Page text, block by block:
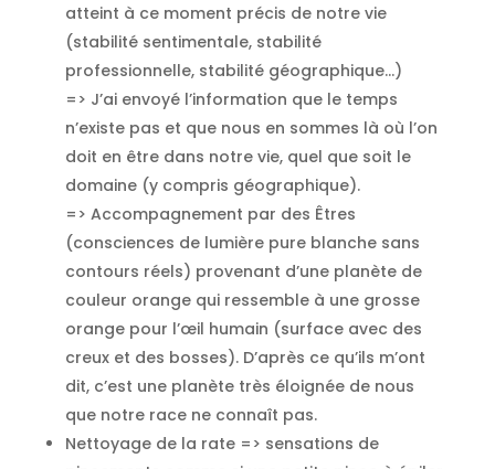
atteint à ce moment précis de notre vie
(stabilité sentimentale, stabilité
professionnelle, stabilité géographique…)
=> J’ai envoyé l’information que le temps
n’existe pas et que nous en sommes là où l’on
doit en être dans notre vie, quel que soit le
domaine (y compris géographique).
=> Accompagnement par des Êtres
(consciences de lumière pure blanche sans
contours réels) provenant d’une planète de
couleur orange qui ressemble à une grosse
orange pour l’œil humain (surface avec des
creux et des bosses). D’après ce qu’ils m’ont
dit, c’est une planète très éloignée de nous
que notre race ne connaît pas.
Nettoyage de la rate => sensations de